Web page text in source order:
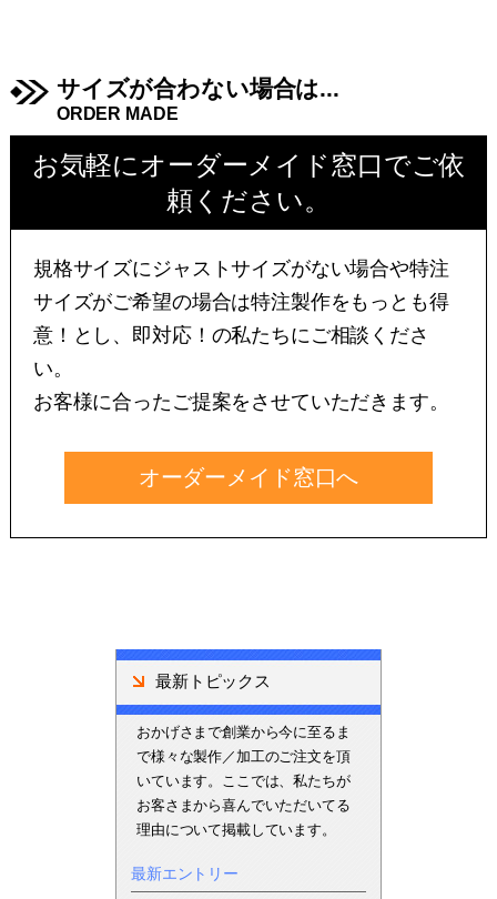
サイズが合わない場合は...
ORDER MADE
お気軽にオーダーメイド窓口でご依
頼ください。
規格サイズにジャストサイズがない場合や特注
サイズがご希望の場合は特注製作をもっとも得
意！とし、即対応！の私たちにご相談くださ
い。
お客様に合ったご提案をさせていただきます。
オーダーメイド窓口へ
最新トピックス
おかげさまで創業から今に至るま
で様々な製作／加工のご注文を頂
いています。ここでは、私たちが
お客さまから喜んでいただいてる
理由について掲載しています。
最新エントリー